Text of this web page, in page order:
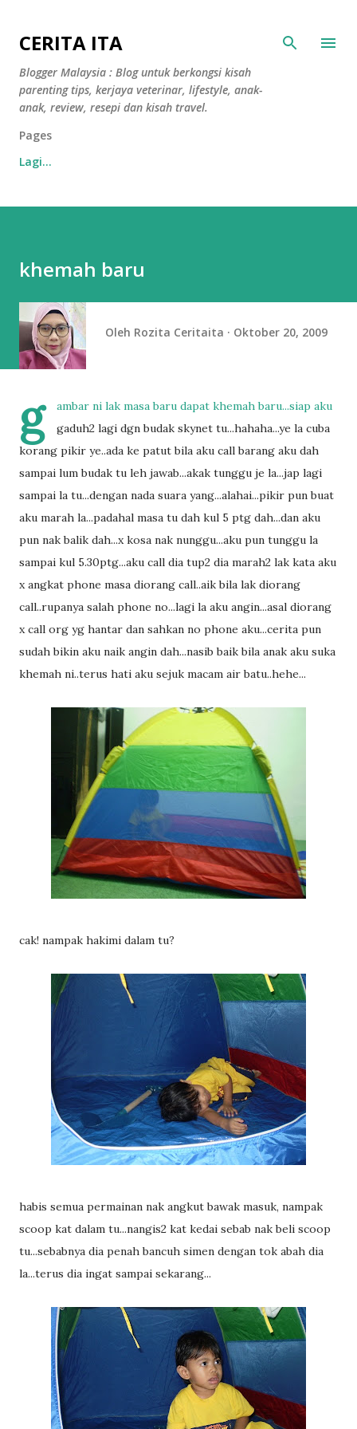
CERITA ITA
Blogger Malaysia : Blog untuk berkongsi kisah
parenting tips, kerjaya veterinar, lifestyle, anak-
anak, review, resepi dan kisah travel.
Pages
Lagi…
khemah baru
Oleh Rozita Ceritaita Oktober 20, 2009
g
ambar ni lak masa baru dapat khemah baru...siap aku
gaduh2 lagi dgn budak skynet tu...hahaha...ye la cuba
korang pikir ye..ada ke patut bila aku call barang aku dah
sampai lum budak tu leh jawab...akak tunggu je la...jap lagi
sampai la tu...dengan nada suara yang...alahai...pikir pun buat
aku marah la...padahal masa tu dah kul 5 ptg dah...dan aku
pun nak balik dah...x kosa nak nunggu...aku pun tunggu la
sampai kul 5.30ptg...aku call dia tup2 dia marah2 lak kata aku
x angkat phone masa diorang call..aik bila lak diorang
call..rupanya salah phone no...lagi la aku angin...asal diorang
x call org yg hantar dan sahkan no phone aku...cerita pun
sudah bikin aku naik angin dah...nasib baik bila anak aku suka
khemah ni..terus hati aku sejuk macam air batu..hehe...
cak! nampak hakimi dalam tu?
habis semua permainan nak angkut bawak masuk, nampak
scoop kat dalam tu...nangis2 kat kedai sebab nak beli scoop
tu...sebabnya dia penah bancuh simen dengan tok abah dia
la...terus dia ingat sampai sekarang...